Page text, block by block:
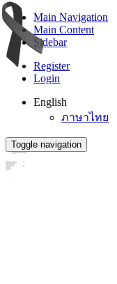
Main Navigation
Main Content
Sidebar
Register
Login
English
ภาษาไทย
Toggle navigation